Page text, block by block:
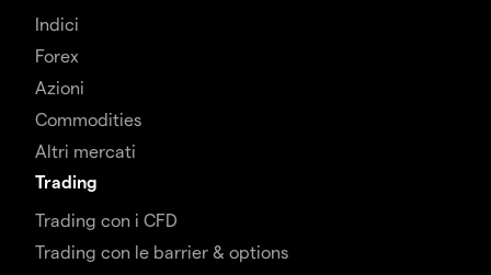
Indici
Forex
Azioni
Commodities
Altri mercati
Trading
Trading con i CFD
Trading con le barrier & options